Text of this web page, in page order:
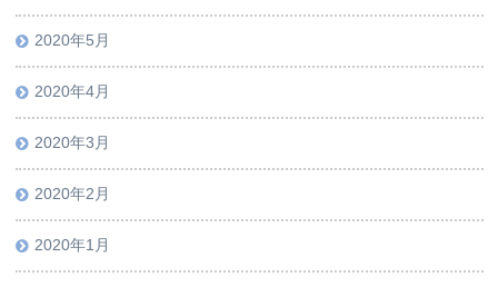
2020年5月
2020年4月
2020年3月
2020年2月
2020年1月